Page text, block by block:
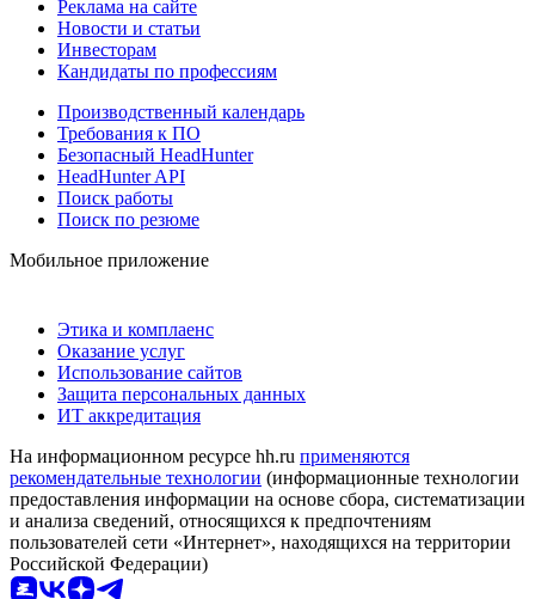
Реклама на сайте
Новости и статьи
Инвесторам
Кандидаты по профессиям
Производственный календарь
Требования к ПО
Безопасный HeadHunter
HeadHunter API
Поиск работы
Поиск по резюме
Мобильное приложение
Этика и комплаенс
Оказание услуг
Использование сайтов
Защита персональных данных
ИТ аккредитация
На информационном ресурсе hh.ru применяются
рекомендательные технологии (информационные технологии
предоставления информации на основе сбора, систематизации
и анализа сведений, относящихся к предпочтениям
пользователей сети «Интернет», находящихся на территории
Российской Федерации)